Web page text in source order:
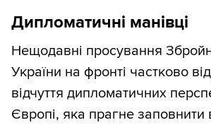
Дипломатичні манівці
Нещодавні просування
України на фронті частково
відчуття дипломатичних
Європі, яка прагне